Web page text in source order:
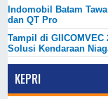
Indomobil Batam
dan QT Pro
Tampil di
Solusi Kendaraan
KEPRI